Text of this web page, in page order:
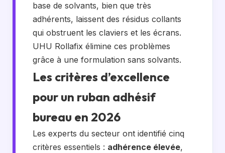
base de solvants, bien que très
adhérents, laissent des résidus collants
qui obstruent les claviers et les écrans.
UHU Rollafix élimine ces problèmes
grâce à une formulation sans solvants.
Les critères d’excellence
pour un ruban adhésif
bureau en 2026
Les experts du secteur ont identifié cinq
critères essentiels : adhérence élevée,